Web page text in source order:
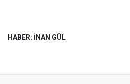
HABER: İNAN GÜL